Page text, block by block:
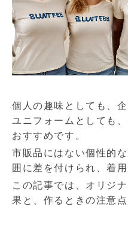
個人の趣味としても、
ユニフォームとしても
おすすめです。
市販品にはない個性的
囲に差を付けられ、着
この記事では、オリジ
果と、作るときの注意点